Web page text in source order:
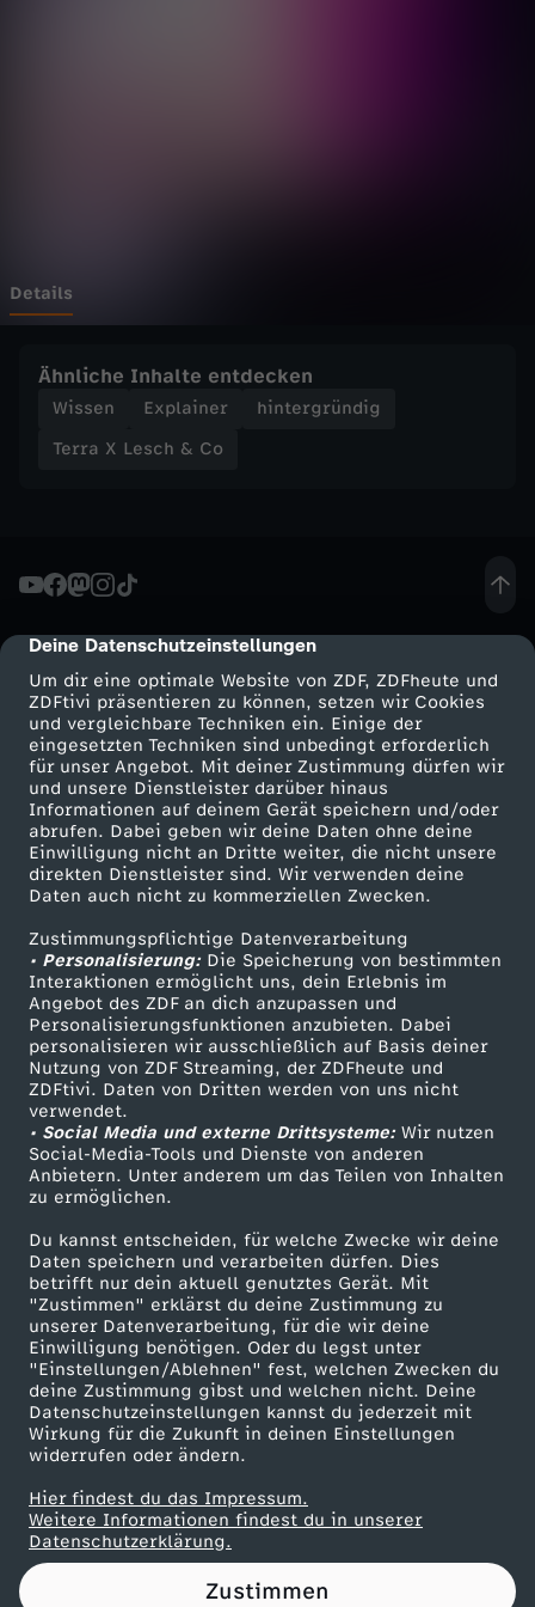
cmp-dialog-description
Deine Datenschutzeinstellungen
Um dir eine optimale Website von ZDF, ZDFheute und
ZDFtivi präsentieren zu können, setzen wir Cookies
und vergleichbare Techniken ein. Einige der
eingesetzten Techniken sind unbedingt erforderlich
für unser Angebot. Mit deiner Zustimmung dürfen wir
und unsere Dienstleister darüber hinaus
Informationen auf deinem Gerät speichern und/oder
abrufen. Dabei geben wir deine Daten ohne deine
Einwilligung nicht an Dritte weiter, die nicht unsere
direkten Dienstleister sind. Wir verwenden deine
Daten auch nicht zu kommerziellen Zwecken.
Zustimmungspflichtige Datenverarbeitung
• Personalisierung:Die Speicherung von bestimmten
Interaktionen ermöglicht uns, dein Erlebnis im
Angebot des ZDF an dich anzupassen und
Personalisierungsfunktionen anzubieten. Dabei
personalisieren wir ausschließlich auf Basis deiner
Nutzung von ZDF Streaming, der ZDFheute und
ZDFtivi. Daten von Dritten werden von uns nicht
verwendet.
• Social Media und externe Drittsysteme:Wir nutzen
Social-Media-Tools und Dienste von anderen
Anbietern. Unter anderem um das Teilen von Inhalten
zu ermöglichen.
Du kannst entscheiden, für welche Zwecke wir deine
Daten speichern und verarbeiten dürfen. Dies
betrifft nur dein aktuell genutztes Gerät. Mit
"Zustimmen" erklärst du deine Zustimmung zu
unserer Datenverarbeitung, für die wir deine
Einwilligung benötigen. Oder du legst unter
"Einstellungen/Ablehnen" fest, welchen Zwecken du
deine Zustimmung gibst und welchen nicht. Deine
Datenschutzeinstellungen kannst du jederzeit mit
Wirkung für die Zukunft in deinen Einstellungen
widerrufen oder ändern.
Hier findest du das Impressum.
Weitere Informationen findest du in unserer
Datenschutzerklärung.
Zustimmen
C
-
s
m
i
s
c
h
e
I
n
f
l
a
t
i
o
n
:
w
Details
Ähnliche Inhalte entdecken
Wissen Explainer
hintergründig
Terra X Lesch & Co
Mehr ZDF
ZDF-Apps
Smart TV
ZDFtext
Livestreams
Sendungen A-Z
TV-Programm
Service
ZDFmitreden
Kontakt zum ZDF
Tickets
Zuschauerservice
Hilfe
ZDF Unternehmen
Karriere
ZDF goes Schule
Werbefernsehen
Mainzelmännchen
Partner